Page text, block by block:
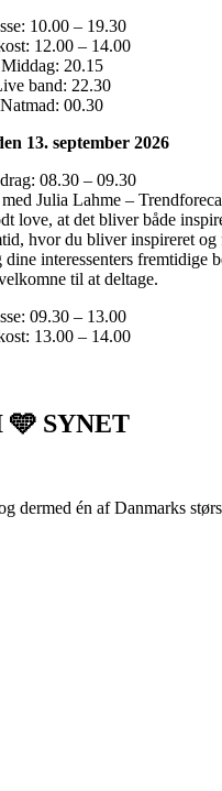
10.00 – 19.30
12.00 – 14.00
Middag: 20.15
band: 22.30
Natmad: 00.30
13. september 2026
08.30 – 09.30
Julia Lahme –
love, at det bliver både
hvor du bliver inspireret
interessenters fremtidige
til at deltage.
09.30 – 13.00
13.00 – 14.00
🩵 SYNET
én af Danmarks